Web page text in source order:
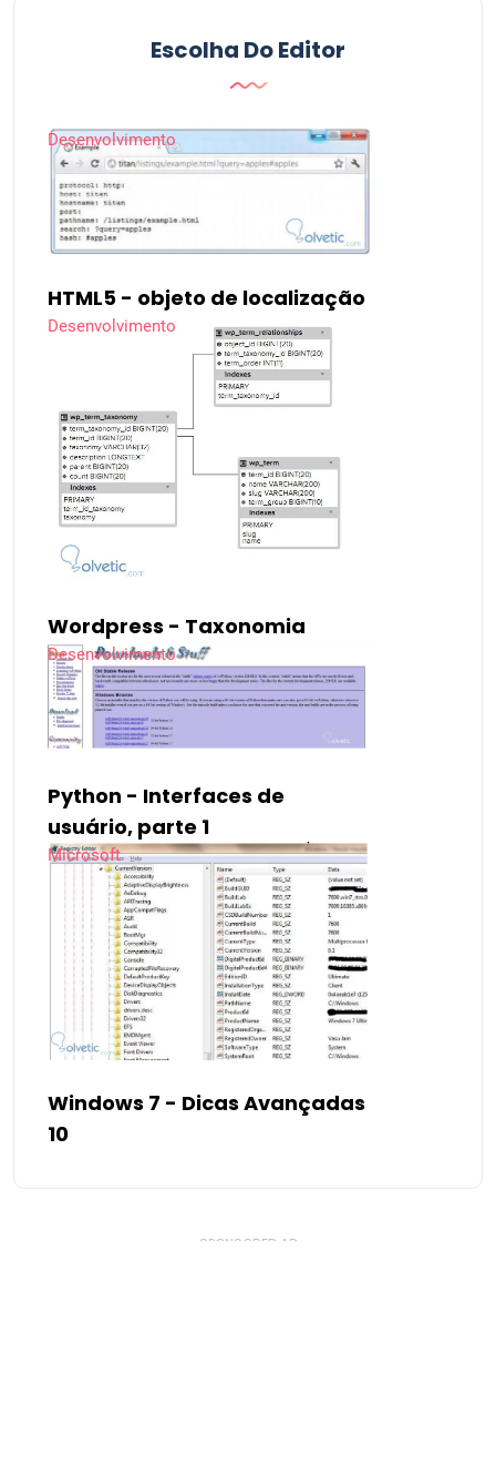
Escolha Do Editor
Desenvolvimento
HTML5 - objeto de localização
Desenvolvimento
Wordpress - Taxonomia
Desenvolvimento
Python - Interfaces de
usuário, parte 1
Microsoft
Windows 7 - Dicas Avançadas
10
- SPONSORED AD -